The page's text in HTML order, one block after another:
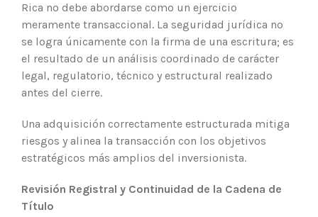
Rica no debe abordarse como un ejercicio
meramente transaccional. La seguridad jurídica no
se logra únicamente con la firma de una escritura; es
el resultado de un análisis coordinado de carácter
legal, regulatorio, técnico y estructural realizado
antes del cierre.
Una adquisición correctamente estructurada mitiga
riesgos y alinea la transacción con los objetivos
estratégicos más amplios del inversionista.
Revisión Registral y Continuidad de la Cadena de
Título